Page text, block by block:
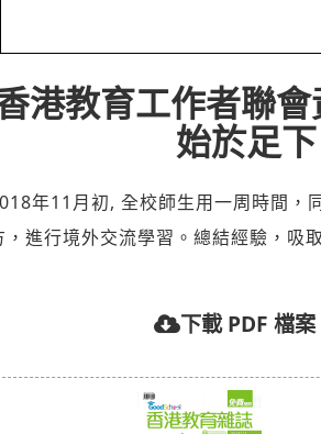
港教育工作者聯
始於足下
年11月初, 全校師生用一周時間，
，進行境外交流學習。總結經驗，吸
下載 PDF 檔案